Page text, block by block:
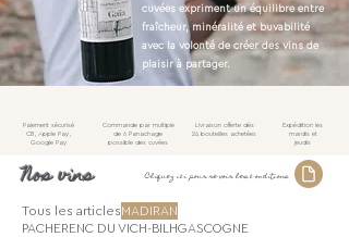
cuvées expriment un équilibre entre
fraîcheur, minéralité et buvabilité
avec la volonté de créer des vins de
plaisir à partager.
Paiement sécurisé
CB, Apple Pay,
Google Pay
Commande par multiple
de 6 Panachage
possible des cuvées
Livraison offerte dès
24 bouteilles achetées
Expédition les
mardis et
jeudis
Nos vins Cliquez ici pour revoir les conditions
Tous les articlesMADIRAN
PACHERENC DU VICH-BILHGASCOGNE